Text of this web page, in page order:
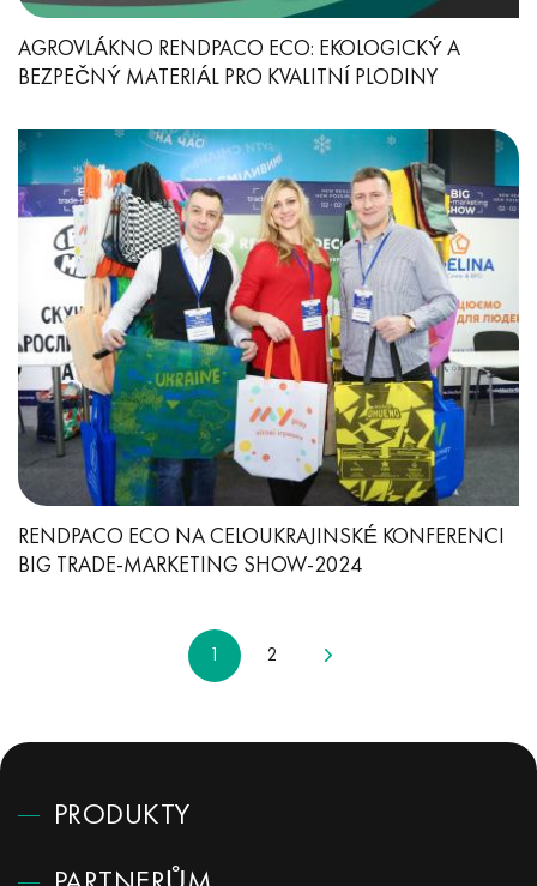
AGROVLÁKNO RENDPACO ECO: EKOLOGICKÝ A
BEZPEČNÝ MATERIÁL PRO KVALITNÍ PLODINY
RENDPACO ECO NA CELOUKRAJINSKÉ KONFERENCI
BIG TRADE-MARKETING SHOW-2024
2
PRODUKTY